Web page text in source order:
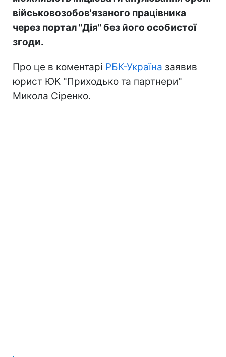
військовозобов'язаного працівника
через портал "Дія" без його особистої
згоди.
Про це в коментарі РБК-Україна заявив
юрист ЮК "Приходько та партнери"
Микола Сіренко.